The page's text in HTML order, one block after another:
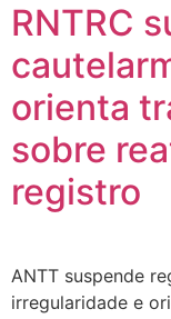
RNTRC
orienta
sobre
registro
ANTT suspende
irregularidade e